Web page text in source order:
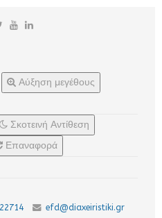
Αύξηση μεγέθους
Σκοτεινή Αντίθεση
Επαναφορά
efd@diaxeiristiki.gr